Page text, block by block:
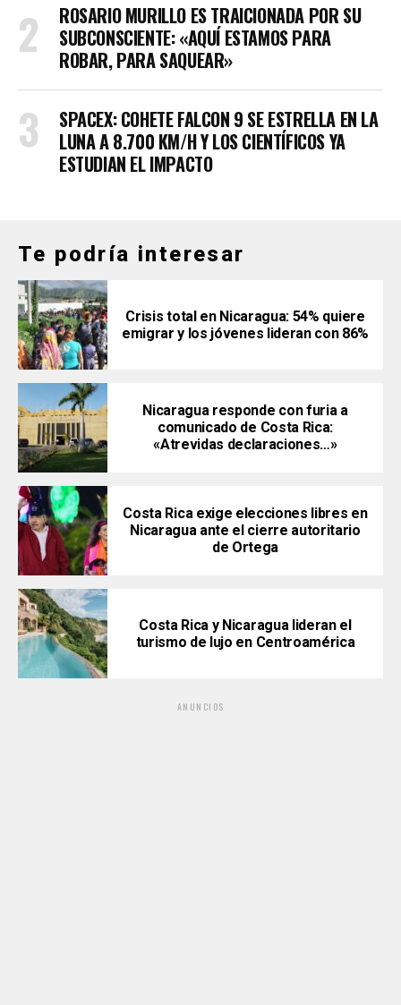
ROSARIO MURILLO ES TRAICIONADA POR SU
SUBCONSCIENTE: «AQUÍ ESTAMOS PARA
ROBAR, PARA SAQUEAR»
SPACEX: COHETE FALCON 9 SE ESTRELLA EN LA
LUNA A 8.700 KM/H Y LOS CIENTÍFICOS YA
ESTUDIAN EL IMPACTO
Te podría interesar
Crisis total en Nicaragua: 54% quiere
emigrar y los jóvenes lideran con 86%
Nicaragua responde con furia a
comunicado de Costa Rica:
«Atrevidas declaraciones…»
Costa Rica exige elecciones libres en
Nicaragua ante el cierre autoritario
de Ortega
Costa Rica y Nicaragua lideran el
turismo de lujo en Centroamérica
ANUNCIOS